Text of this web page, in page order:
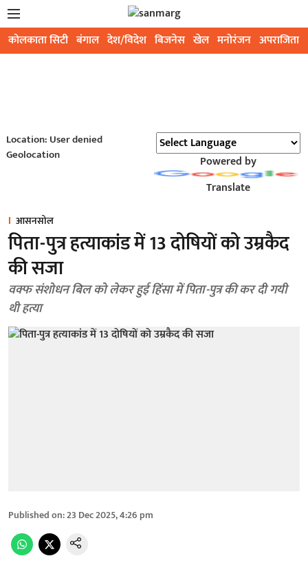
कोलकाता सिटी बंगाल देश/विदेश बिजनेस खेल मनोरंजन अपराजिता
Location: User denied
Geolocation
Powered by
Translate
आसनसोल
पिता-पुत्र हत्याकांड में 13 दोषियों को उम्रकैद
की सजा
वक्फ संशोधन बिल को लेकर हुई हिंसा में पिता-पुत्र की कर दी गयी
थी हत्या
Published on:23 Dec 2025, 4:26 pm